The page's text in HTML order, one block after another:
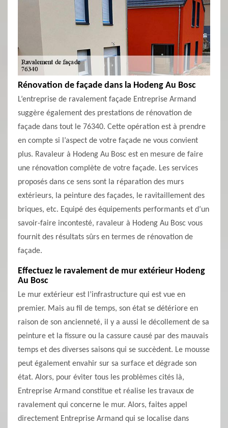
Rénovation de façade dans la Hodeng Au Bosc
L’entreprise de ravalement façade Entreprise Armand
suggère également des prestations de rénovation de
façade dans tout le 76340. Cette opération est à prendre
en compte si l’aspect de votre façade ne vous convient
plus. Ravaleur à Hodeng Au Bosc est en mesure de faire
une rénovation complète de votre façade. Les services
proposés dans ce sens sont la réparation des murs
extérieurs, la peinture des façades, le ravitaillement des
briques, etc. Equipé des équipements performants et d’un
savoir-faire incontesté, ravaleur à Hodeng Au Bosc vous
fournit des résultats sûrs en termes de rénovation de
façade.
Effectuez le ravalement de mur extérieur Hodeng
Au Bosc
Le mur extérieur est l’infrastructure qui est vue en
premier. Mais au fil de temps, son état se détériore en
raison de son ancienneté, il y a aussi le décollement de sa
peinture et la fissure ou la cassure causé par des mauvais
temps et des diverses saisons qui se succèdent. Le mousse
peut également envahir sur sa surface et dégrade son
état. Alors, pour éviter tous les problèmes cités là,
Entreprise Armand constitue et réalise les travaux de
ravalement qui concerne le mur. Alors, faites appel
directement Entreprise Armand qui se localise dans